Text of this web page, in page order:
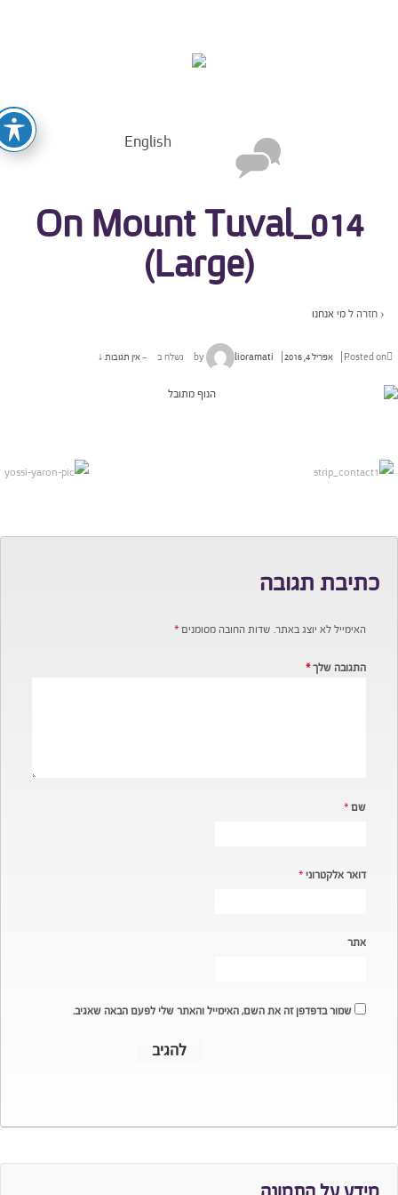
English
On Mount Tuval_014
(Large)
‹ חזרה למי אנחנו
Posted אפריל 4, 2016 by
lioramati נשלח ב — אין תגובות ↓
כתיבת תגובה
האימייל לא יוצג באתר. שדות החובה מסומנים*
התגובה שלך*
שם *
דואר אלקטרוני *
אתר
שמור בדפדפן זה את השם, האימייל והאתר שלי לפעם הבאה שאגיב.